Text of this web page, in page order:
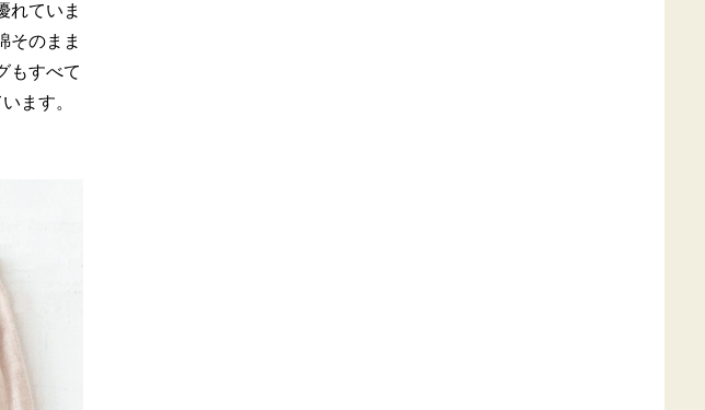
れていま
そのまま
もすべて
ます。